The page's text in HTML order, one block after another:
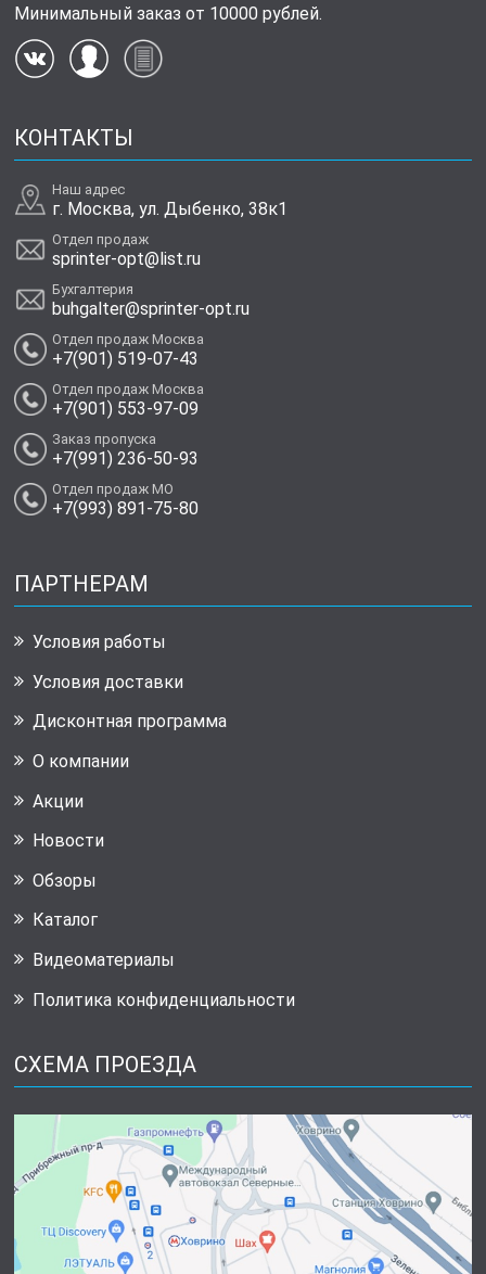
Минимальный заказ от 10000 рублей.
КОНТАКТЫ
Наш адрес
г. Москва, ул. Дыбенко, 38к1
Отдел продаж
sprinter-opt@list.ru
Бухгалтерия
buhgalter@sprinter-opt.ru
Отдел продаж Москва
+7(901) 519-07-43
Отдел продаж Москва
+7(901) 553-97-09
Заказ пропуска
+7(991) 236-50-93
Отдел продаж МО
+7(993) 891-75-80
ПАРТНЕРАМ
Условия работы
Условия доставки
Дисконтная программа
О компании
Акции
Новости
Обзоры
Каталог
Видеоматериалы
Политика конфиденциальности
СХЕМА ПРОЕЗДА